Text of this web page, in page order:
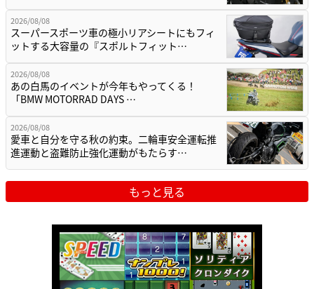
2026/08/08
スーパースポーツ車の極小リアシートにもフィ
ットする大容量の『スポルトフィット…
2026/08/08
あの白馬のイベントが今年もやってくる！
「BMW MOTORRAD DAYS …
2026/08/08
愛車と自分を守る秋の約束。二輪車安全運転推
進運動と盗難防止強化運動がもたらす…
もっと見る